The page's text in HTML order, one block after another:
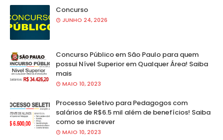
Concurso
JUNHO 24, 2026
Concurso Público em São Paulo para quem
possui Nível Superior em Qualquer Área! Saiba
mais
MAIO 10, 2023
Processo Seletivo para Pedagogos com
salários de R$6.5 mil além de benefícios! Saiba
como se inscrever
MAIO 10, 2023